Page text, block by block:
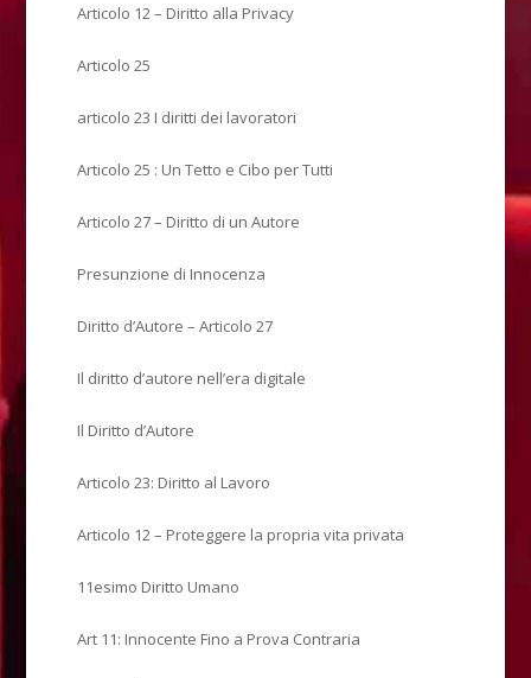
Articolo 12 – Diritto alla Privacy
Articolo 25
articolo 23 I diritti dei lavoratori
Articolo 25 : Un Tetto e Cibo per Tutti
Articolo 27 – Diritto di un Autore
Presunzione di Innocenza
Diritto d’Autore – Articolo 27
Il diritto d’autore nell’era digitale
Il Diritto d’Autore
Articolo 23: Diritto al Lavoro
Articolo 12 – Proteggere la propria vita privata
11esimo Diritto Umano
Art 11: Innocente Fino a Prova Contraria